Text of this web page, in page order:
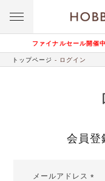
ファイナルセール開催
トップページ ログイン
会員登
メールアドレス